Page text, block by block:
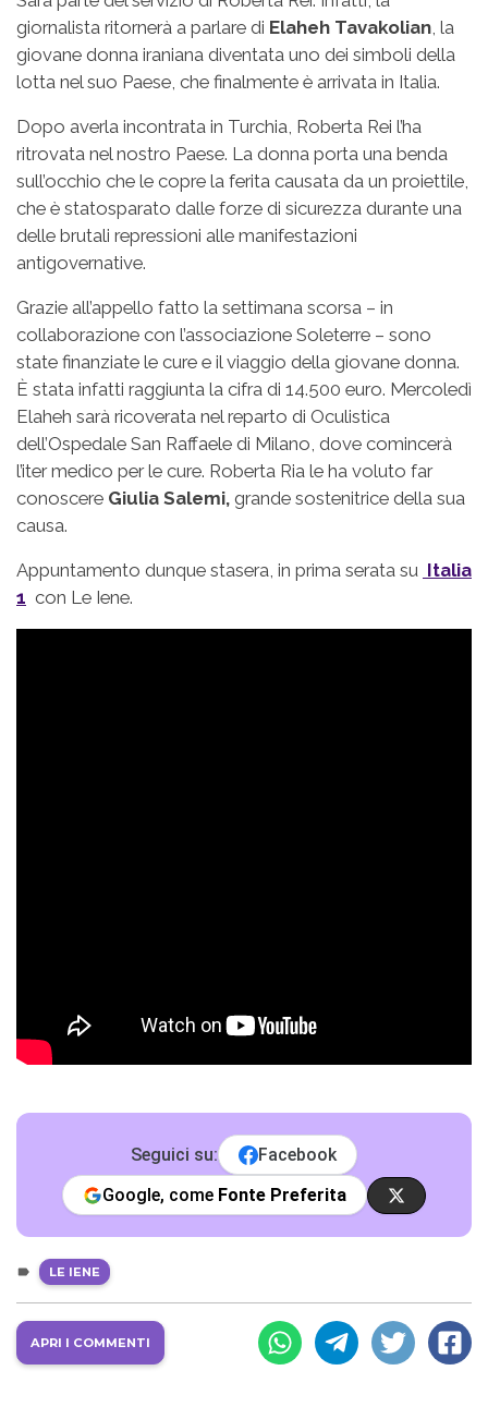
giornalista ritornerà a parlare di Elaheh Tavakolian , la
giovane donna iraniana diventata uno dei simboli della
lotta nel suo Paese, che finalmente è arrivata in Italia.
Dopo averla incontrata in Turchia, Roberta Rei l’ha
ritrovata nel nostro Paese. La donna porta una benda
sull’occhio che le copre la ferita causata da un proiettile,
che è statosparato dalle forze di sicurezza durante una
delle brutali repressioni alle manifestazioni
antigovernative.
Grazie all’appello fatto la settimana scorsa – in
collaborazione con l’associazione Soleterre – sono
state finanziate le cure e il viaggio della giovane donna.
È stata infatti raggiunta la cifra di 14.500 euro. Mercoledì
Elaheh sarà ricoverata nel reparto di Oculistica
dell’Ospedale San Raffaele di Milano, dove comincerà
l’iter medico per le cure. Roberta Ria le ha voluto far
conoscere Giulia Salemi, grande sostenitrice della sua
causa.
Appuntamento dunque stasera, in prima serata su Italia
1 con Le Iene.
Seguici su:
Facebook
Google, come Fonte Preferita
LE IENE
APRI I COMMENTI